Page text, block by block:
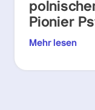
Pionier
Mehr lesen